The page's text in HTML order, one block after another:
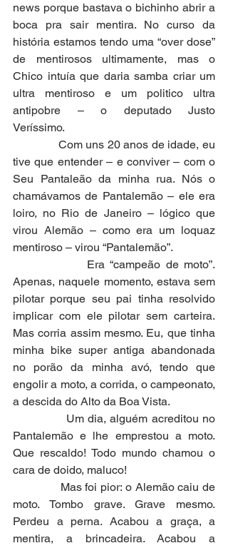
news porque bastava o bichinho abrir a
boca pra sair mentira. No curso da
história estamos tendo uma “over dose”
de mentirosos ultimamente, mas o
Chico intuía que daria samba criar um
ultra mentiroso e um politico ultra
antipobre – o deputado Justo
Veríssimo.
Com uns 20 anos de idade, eu
tive que entender – e conviver – com o
Seu Pantaleão da minha rua. Nós o
chamávamos de Pantalemão – ele era
loiro, no Rio de Janeiro – lógico que
virou Alemão – como era um loquaz
mentiroso – virou “Pantalemão”.
Era “campeão de moto”.
Apenas, naquele momento, estava sem
pilotar porque seu pai tinha resolvido
implicar com ele pilotar sem carteira.
Mas corria assim mesmo. Eu, que tinha
minha bike super antiga abandonada
no porão da minha avó, tendo que
engolir a moto, a corrida, o campeonato,
a descida do Alto da Boa Vista.
Um dia, alguém acreditou no
Pantalemão e lhe emprestou a moto.
Que rescaldo! Todo mundo chamou o
cara de doido, maluco!
Mas foi pior: o Alemão caiu de
moto. Tombo grave. Grave mesmo.
Perdeu a perna. Acabou a graça, a
mentira, a brincadeira. Acabou a